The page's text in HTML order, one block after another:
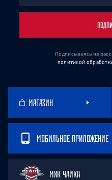
Подписываясь на
политикой
МАГАЗИН
МОБИЛЬНОЕ ПРИЛОЖЕНИЕ
МХК ЧАЙКА